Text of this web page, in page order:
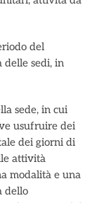
del
delle sedi, in
sede, in cui
usufruire dei
dei giorni di
attività
modalità e una
dello